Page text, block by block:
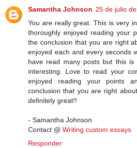
Samantha Johnson 25 de julio
You are really great. This is very
thoroughly enjoyed reading your
the conclusion that you are right
enjoyed each and every seconds
have read many posts but this is
interesting. Love to read your
enjoyed reading your points
conclusion that you are right
definitely great!!
- Samantha Johnson
Contact @ Writing custom essays
Responder